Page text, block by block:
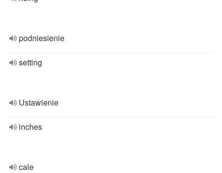
podniesienie
setting
Ustawienie
inches
cale